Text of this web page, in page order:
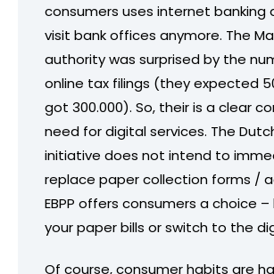
consumers uses internet banking
visit bank offices anymore. The
authority was surprised by the
online tax filings (they expected
got 300.000). So, their is a clear
need for digital services. The Dutch
initiative does not intend to
replace paper collection forms /
EBPP offers consumers a choice
your paper bills or switch to the
Of course, consumer habits are